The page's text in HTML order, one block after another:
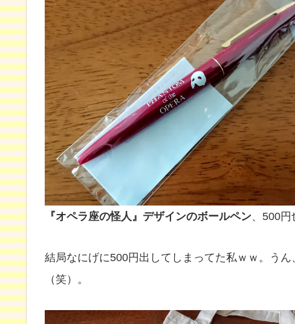
『オペラ座の怪人』デザインのボールペン、500円
結局なにげに500円出してしまってた私ｗｗ。う
（笑）。